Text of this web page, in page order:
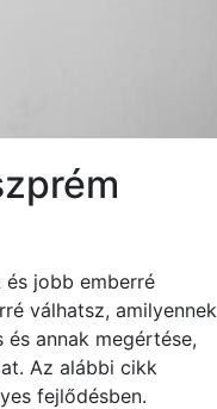
jobb emberré
válhatsz, amilyennek
annak megértése,
Az alábbi cikk
fejlődésben.